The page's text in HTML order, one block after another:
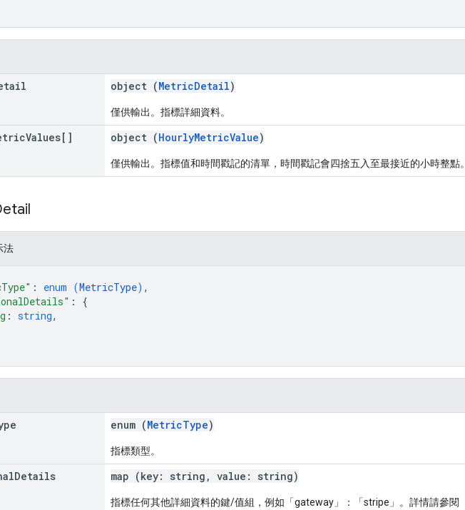
object (MetricDetail)
僅供輸出。指標詳細資料。
Values[] object (HourlyMetricValue)
僅供輸出。指標值和時間戳記的清單，時間戳記會四捨五入至最接近的小時整點。
法
: enum (MetricType) ,
: {
: string,
enum (MetricType)
指標類型。
Details map (key: string, value: string)
指標任何其他詳細資料的鍵/值組，例如「gateway」：「stripe」。詳情請參閱